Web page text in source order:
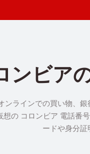
ンビア
ンラインでの買い物、
想の コロンビア 電話番
ードや身分証